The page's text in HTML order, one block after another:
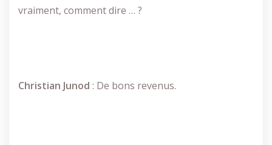
vraiment, comment dire … ?
Christian Junod : De bons revenus.